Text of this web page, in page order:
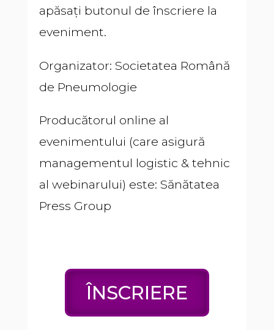
apăsați butonul de înscriere la
eveniment.
Organizator: Societatea Română
de Pneumologie
Producătorul online al
evenimentului (care asigură
managementul logistic & tehnic
al webinarului) este: Sănătatea
Press Group
ÎNSCRIERE